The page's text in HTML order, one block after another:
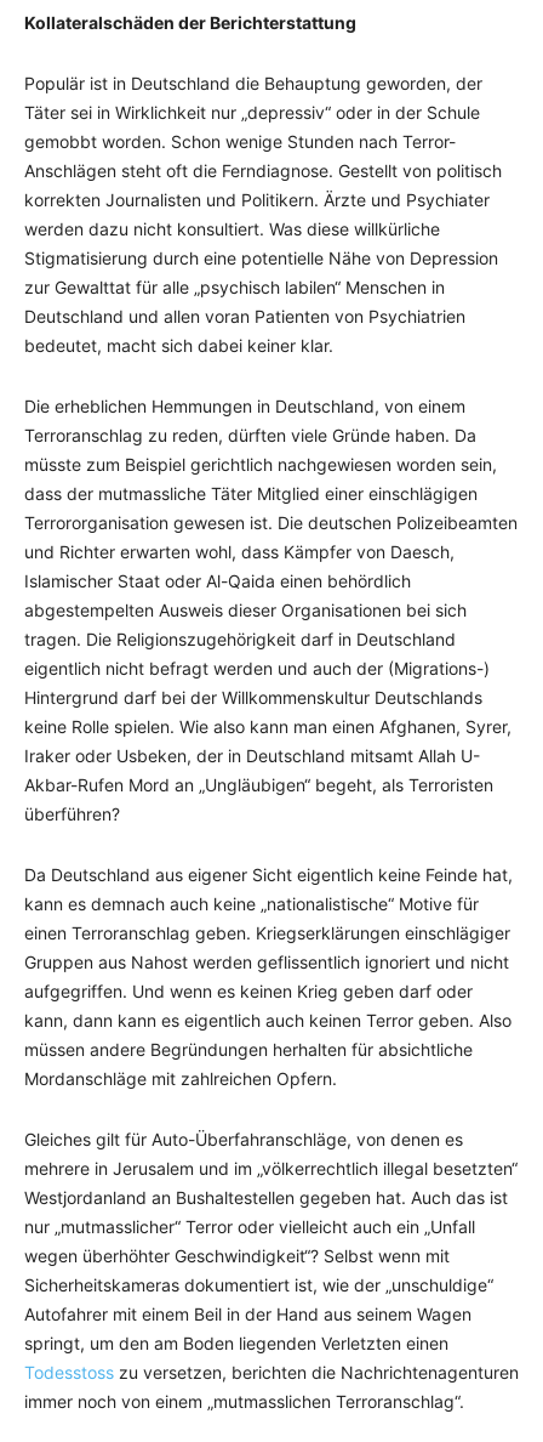
Kollateralschäden der Berichterstattung
Populär ist in Deutschland die Behauptung geworden, der
Täter sei in Wirklichkeit nur „depressiv“ oder in der Schule
gemobbt worden. Schon wenige Stunden nach Terror-
Anschlägen steht oft die Ferndiagnose. Gestellt von politisch
korrekten Journalisten und Politikern. Ärzte und Psychiater
werden dazu nicht konsultiert. Was diese willkürliche
Stigmatisierung durch eine potentielle Nähe von Depression
zur Gewalttat für alle „psychisch labilen“ Menschen in
Deutschland und allen voran Patienten von Psychiatrien
bedeutet, macht sich dabei keiner klar.
Die erheblichen Hemmungen in Deutschland, von einem
Terroranschlag zu reden, dürften viele Gründe haben. Da
müsste zum Beispiel gerichtlich nachgewiesen worden sein,
dass der mutmassliche Täter Mitglied einer einschlägigen
Terrororganisation gewesen ist. Die deutschen Polizeibeamten
und Richter erwarten wohl, dass Kämpfer von Daesch,
Islamischer Staat oder Al-Qaida einen behördlich
abgestempelten Ausweis dieser Organisationen bei sich
tragen. Die Religionszugehörigkeit darf in Deutschland
eigentlich nicht befragt werden und auch der (Migrations-)
Hintergrund darf bei der Willkommenskultur Deutschlands
keine Rolle spielen. Wie also kann man einen Afghanen, Syrer,
Iraker oder Usbeken, der in Deutschland mitsamt Allah U-
Akbar-Rufen Mord an „Ungläubigen“ begeht, als Terroristen
überführen?
Da Deutschland aus eigener Sicht eigentlich keine Feinde hat,
kann es demnach auch keine „nationalistische“ Motive für
einen Terroranschlag geben. Kriegserklärungen einschlägiger
Gruppen aus Nahost werden geflissentlich ignoriert und nicht
aufgegriffen. Und wenn es keinen Krieg geben darf oder
kann, dann kann es eigentlich auch keinen Terror geben. Also
müssen andere Begründungen herhalten für absichtliche
Mordanschläge mit zahlreichen Opfern.
Gleiches gilt für Auto-Überfahranschläge, von denen es
mehrere in Jerusalem und im „völkerrechtlich illegal besetzten“
Westjordanland an Bushaltestellen gegeben hat. Auch das ist
nur „mutmasslicher“ Terror oder vielleicht auch ein „Unfall
wegen überhöhter Geschwindigkeit“? Selbst wenn mit
Sicherheitskameras dokumentiert ist, wie der „unschuldige“
Autofahrer mit einem Beil in der Hand aus seinem Wagen
springt, um den am Boden liegenden Verletzten einen
Todesstoss zu versetzen, berichten die Nachrichtenagenturen
immer noch von einem „mutmasslichen Terroranschlag“.